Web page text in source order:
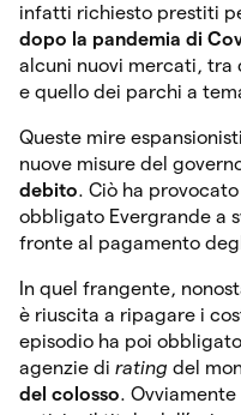
infatti richiesto prestiti
dopo la pandemia di
alcuni nuovi mercati, tra
e quello dei parchi a
Queste mire
nuove misure del
debito. Ciò ha
obbligato Evergrande a
fronte al pagamento
In quel frangente,
è riuscita a ripagare i
episodio ha poi obbligato
agenzie di rating del
del colosso.